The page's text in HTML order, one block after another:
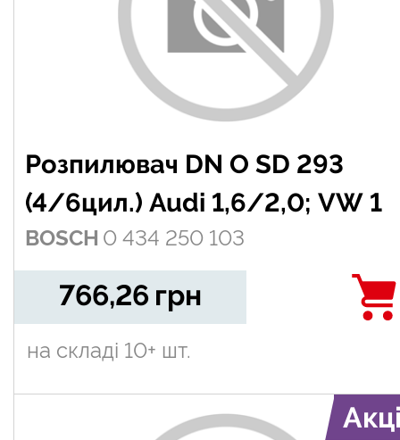
Розпилювач DN O SD 293
(4/6цил.) Audi 1,6/2,0; VW 1
BOSCH 0 434 250 103
766,26 грн
на складі 10+ шт.